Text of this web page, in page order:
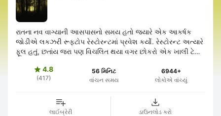
રાતના નવ વાગ્યાની આસપાસનો સમય હતો જ્યારે એક આકર્ષક
જોડીએ લકઝરી રૂફટોપ રેસ્ટોરન્ટમાં પ્રવેશ કર્યો. રેસ્ટોરન્ટ અત્યારે
ફૂલ હતું, છતાંય જરા પણ વિચલિત થયા વગર છોકરો એક ખાલી ટેબલ
 4.8
(417)
56 મિનિટ
વાંચન સમય
6944+
લોકોએ વાંચ્યું
લાઈબ્રેરી ડાઉનલોડ કરો